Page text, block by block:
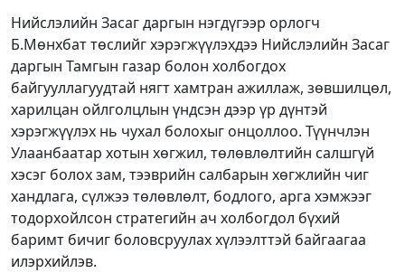
Нийслэлийн Засаг даргын нэгдүгээр орлогч
Б.Мөнхбат төслийг хэрэгжүүлэхдээ Нийслэлийн Засаг
даргын Тамгын газар болон холбогдох
байгууллагуудтай нягт хамтран ажиллаж, зөвшилцөл,
харилцан ойлголцлын үндсэн дээр үр дүнтэй
хэрэгжүүлэх нь чухал болохыг онцоллоо. Түүнчлэн
Улаанбаатар хотын хөгжил, төлөвлөлтийн салшгүй
хэсэг болох зам, тээврийн салбарын хөгжлийн чиг
хандлага, сүлжээ төлөвлөлт, бодлого, арга хэмжээг
тодорхойлсон стратегийн ач холбогдол бүхий
баримт бичиг боловсруулах хүлээлттэй байгаагаа
илэрхийлэв.